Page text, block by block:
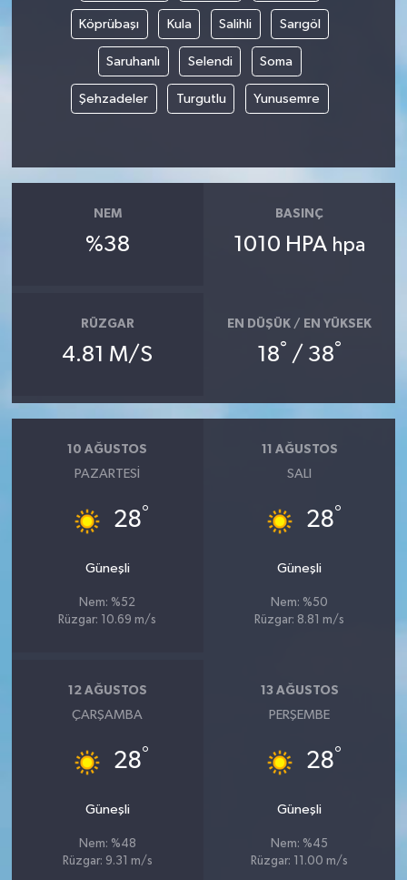
Köprübaşı Kula Salihli Sarıgöl
Saruhanlı Selendi Soma
Şehzadeler Turgutlu Yunusemre
NEM
%38
BASINÇ
1010 HPA hpa
RÜZGAR
4.81 M/S
EN DÜŞÜK / EN YÜKSEK
18° / 38°
10 AĞUSTOS
PAZARTESI
28°
Güneşli
Nem: %52
Rüzgar: 10.69 m/s
11 AĞUSTOS
SALI
28°
Güneşli
Nem: %50
Rüzgar: 8.81 m/s
12 AĞUSTOS
ÇARŞAMBA
28°
Güneşli
Nem: %48
Rüzgar: 9.31 m/s
13 AĞUSTOS
PERŞEMBE
28°
Güneşli
Nem: %45
Rüzgar: 11.00 m/s